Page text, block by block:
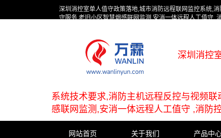
深圳消控室单人值守政策落地,城市消防远程联网监控系统,
守服务,老旧小区智慧烟感联网监测,安消一体远程人工值守
深圳消控
系统技术要求,消防主机远程反控与视频
感联网监测,安消一体远程人工值守 ,消防
网站首页 关于我们 产品中